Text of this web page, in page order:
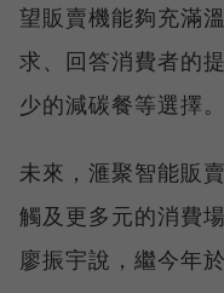
望販賣機能夠充滿
求、回答消費者的
少的減碳餐等選擇。
未來，滙聚智能販
觸及更多元的消費
廖振宇說，繼今年